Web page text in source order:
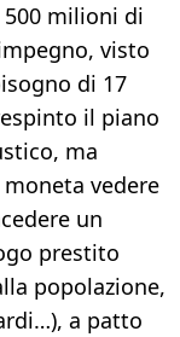
500 milioni di
visto
di 17
il piano
ma
vedere
un
prestito
popolazione,
a patto